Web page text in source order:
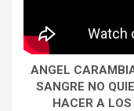
ANGEL
SANGRE NO
HACER A LOS